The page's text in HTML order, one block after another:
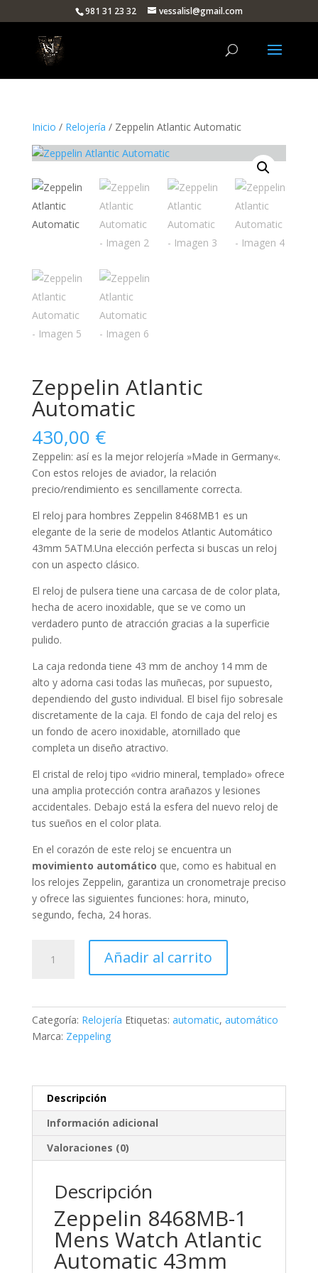
981 31 23 32 vessalisl@gmail.com
Inicio / Relojería / Zeppelin Atlantic Automatic
Zeppelin Atlantic
Automatic
430,00 €
Zeppelin: así es la mejor relojería »Made in Germany«.
Con estos relojes de aviador, la relación
precio/rendimiento es sencillamente correcta.
El reloj para hombres Zeppelin 8468MB1 es un
elegante de la serie de modelos Atlantic Automático
43mm 5ATM.Una elección perfecta si buscas un reloj
con un aspecto clásico.
El reloj de pulsera tiene una carcasa de de color plata,
hecha de acero inoxidable, que se ve como un
verdadero punto de atracción gracias a la superficie
pulido.
La caja redonda tiene 43 mm de anchoy 14 mm de
alto y adorna casi todas las muñecas, por supuesto,
dependiendo del gusto individual. El bisel fijo sobresale
discretamente de la caja. El fondo de caja del reloj es
un fondo de acero inoxidable, atornillado que
completa un diseño atractivo.
El cristal de reloj tipo «vidrio mineral, templado» ofrece
una amplia protección contra arañazos y lesiones
accidentales. Debajo está la esfera del nuevo reloj de
tus sueños en el color plata.
En el corazón de este reloj se encuentra un
movimiento automático que, como es habitual en
los relojes Zeppelin, garantiza un cronometraje preciso
y ofrece las siguientes funciones: hora, minuto,
segundo, fecha, 24 horas.
Atlantic
Añadir al carrito
Categoría: Relojería Etiquetas: automatic, automático
Marca: Zeppeling
Descripción
Información adicional
Valoraciones (0)
Descripción
Zeppelin 8468MB-1
Mens Watch Atlantic
Automatic 43mm